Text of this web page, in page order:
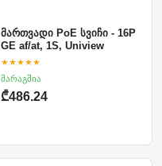
მართვადი PoE სვიჩი - 16P
GE af/at, 1S, Uniview
★★★★★
მარაგშია
₾486.24